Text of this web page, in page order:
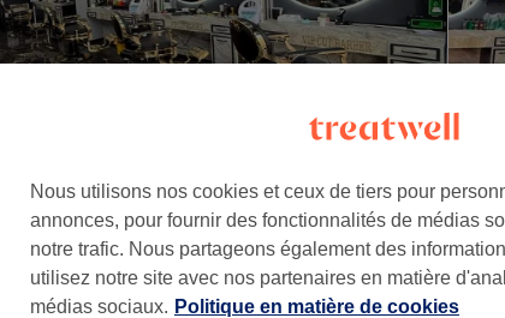
sur-Seine, 92200
Nous utilisons nos cookies et ceux de tiers pour
annonces, pour fournir des fonctionnalités de médias
notre trafic. Nous partageons également des
utilisez notre site avec nos partenaires en matière
médias sociaux. Politique en matière de cookies